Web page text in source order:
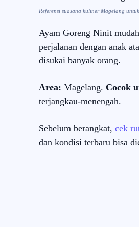
Referensi suasana kuliner Magelang
Ayam Goreng Ninit
perjalanan dengan anak
disukai banyak orang.
Area: Magelang. Cocok
terjangkau-menengah.
Sebelum berangkat, cek
dan kondisi terbaru bisa